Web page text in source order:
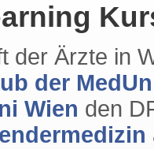
der Ärzte in
der
Wien den